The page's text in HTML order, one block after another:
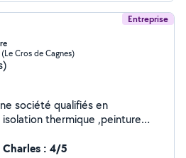
Entreprise
Cros de Cagnes)
société qualifiés en
thermique ,peinture
minicieux
Charles : 4/5